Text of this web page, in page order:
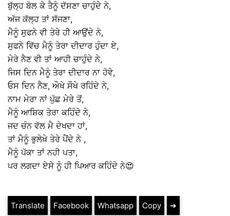
ਬੁੱਲ੍ਹ ਬੋਲ ਕੇ ਤੈਨੂੰ ਦੱਸਣਾ ਚਾਹੁੰਦੇ ਨੇ,
ਅੱਜ ਕੱਲ੍ਹ ਤਾਂ ਸੱਜਣਾ,
ਮੈਨੂੰ ਸੁਫਨੇ ਵੀ ਤੇਰੇ ਹੀ ਆਉਂਦੇ ਨੇ,
ਸੁਫਨੇ ਵਿੱਚ ਮੈਨੂੰ ਤੇਰਾ ਦੀਦਾਰ ਹੁੰਦਾ ਏ,
ਮੇਰੇ ਨੈਣ ਵੀ ਤਾਂ ਆਹੀ ਚਾਹੁੰਦੇ ਨੇ,
ਜਿਸ ਦਿਨ ਮੈਨੂੰ ਤੇਰਾ ਦੀਦਾਰ ਨਾ ਹੋਵੇ,
ਓਸ ਦਿਨ ਨੈਣ, ਔਖੇ ਸੌਖੇ ਰਹਿੰਦੇ ਨੇ,
ਨਾਮ ਮੇਰਾ ਨਾਂ ਪੁੱਛ ਮੇਰੇ ਤੋਂ,
ਮੈਨੂੰ ਆਸ਼ਿਕ ਤੇਰਾ ਕਹਿੰਦੇ ਨੇ,
ਜਦ ਚੰਨ ਵੱਲ ਮੈ ਦੇਖਦਾ ਹਾਂ,
ਤਾਂ ਮੈਨੂੰ ਭੁਲੇਖੇ ਤੇਰੇ ਪੈਂਦੇ ਨੇ ,
ਮੈਨੂੰ ਪੱਕਾ ਤਾਂ ਨਹੀ ਪਤਾ,
ਪਰ ਲਗਦਾ ਏਸੇ ਨੂੰ ਹੀ ਪਿਆਰ ਕਹਿੰਦੇ ਨੇ😍
Translate Facebook Whatsapp Copy ➔